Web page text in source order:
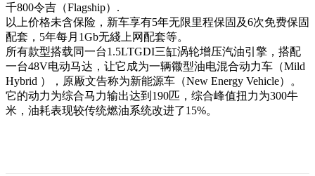
千800令吉（Flagship）.
以上价格未含保险，新车享有5年无限里程保固及6次免费保固
配套，5年每月1Gb无綫上网配套等。
所有款型搭载同一台1.5LTGDI三缸涡轮增压汽油引擎，搭配
一台48V电动马达，让它成为一辆幑型油电混合动力车（Mild
Hybrid ），原厰文告称为新能源车（New Energy Vehicle）。
它的动力为综合马力输出达到190匹，综合峰值扭力为300牛
米，油耗表现较传统燃油系统改进了15%。